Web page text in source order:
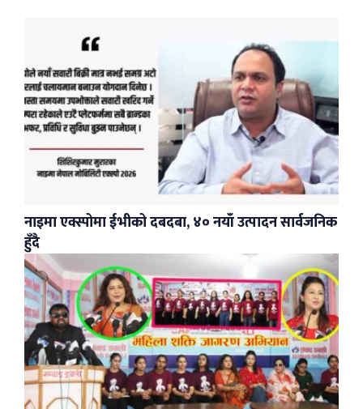
नाइमा एक्स्पोमा ईभीको दबदबा, ४० नयाँ उत्पादन सार्वजनिक
हुँदै